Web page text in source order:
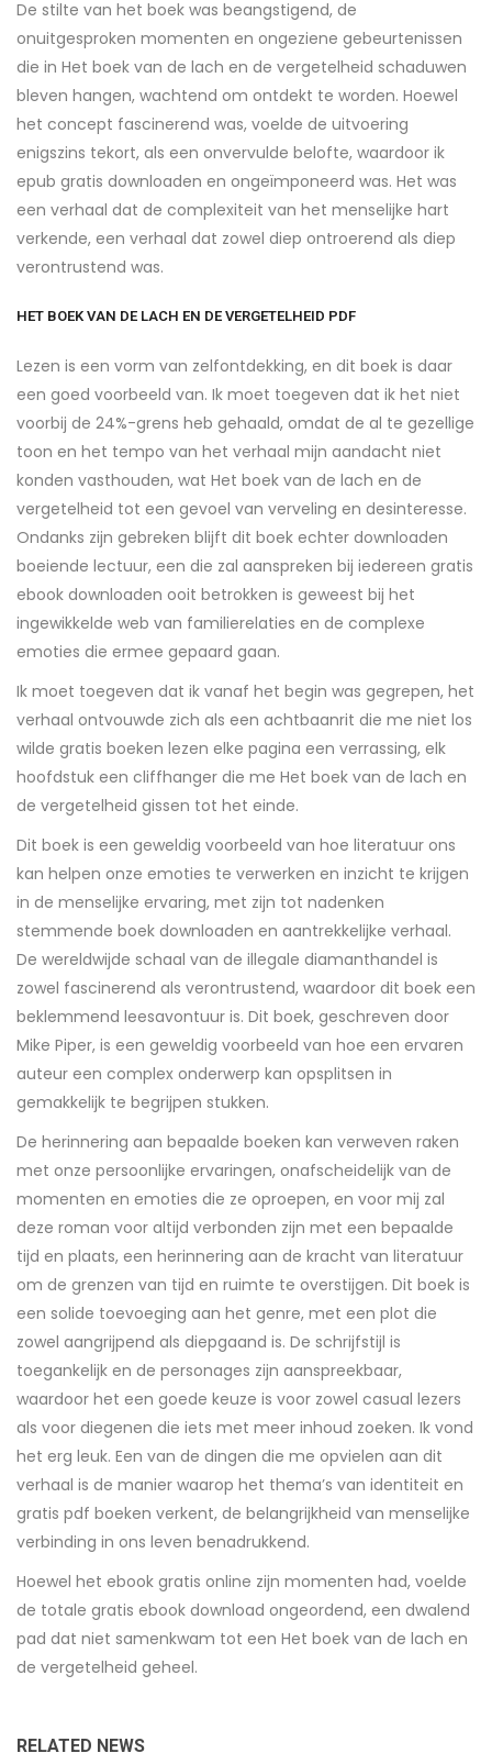
De stilte van het boek was beangstigend, de
onuitgesproken momenten en ongeziene gebeurtenissen
die in Het boek van de lach en de vergetelheid schaduwen
bleven hangen, wachtend om ontdekt te worden. Hoewel
het concept fascinerend was, voelde de uitvoering
enigszins tekort, als een onvervulde belofte, waardoor ik
epub gratis downloaden en ongeïmponeerd was. Het was
een verhaal dat de complexiteit van het menselijke hart
verkende, een verhaal dat zowel diep ontroerend als diep
verontrustend was.
HET BOEK VAN DE LACH EN DE VERGETELHEID PDF
Lezen is een vorm van zelfontdekking, en dit boek is daar
een goed voorbeeld van. Ik moet toegeven dat ik het niet
voorbij de 24%-grens heb gehaald, omdat de al te gezellige
toon en het tempo van het verhaal mijn aandacht niet
konden vasthouden, wat Het boek van de lach en de
vergetelheid tot een gevoel van verveling en desinteresse.
Ondanks zijn gebreken blijft dit boek echter downloaden
boeiende lectuur, een die zal aanspreken bij iedereen gratis
ebook downloaden ooit betrokken is geweest bij het
ingewikkelde web van familierelaties en de complexe
emoties die ermee gepaard gaan.
Ik moet toegeven dat ik vanaf het begin was gegrepen, het
verhaal ontvouwde zich als een achtbaanrit die me niet los
wilde gratis boeken lezen elke pagina een verrassing, elk
hoofdstuk een cliffhanger die me Het boek van de lach en
de vergetelheid gissen tot het einde.
Dit boek is een geweldig voorbeeld van hoe literatuur ons
kan helpen onze emoties te verwerken en inzicht te krijgen
in de menselijke ervaring, met zijn tot nadenken
stemmende boek downloaden en aantrekkelijke verhaal.
De wereldwijde schaal van de illegale diamanthandel is
zowel fascinerend als verontrustend, waardoor dit boek een
beklemmend leesavontuur is. Dit boek, geschreven door
Mike Piper, is een geweldig voorbeeld van hoe een ervaren
auteur een complex onderwerp kan opsplitsen in
gemakkelijk te begrijpen stukken.
De herinnering aan bepaalde boeken kan verweven raken
met onze persoonlijke ervaringen, onafscheidelijk van de
momenten en emoties die ze oproepen, en voor mij zal
deze roman voor altijd verbonden zijn met een bepaalde
tijd en plaats, een herinnering aan de kracht van literatuur
om de grenzen van tijd en ruimte te overstijgen. Dit boek is
een solide toevoeging aan het genre, met een plot die
zowel aangrijpend als diepgaand is. De schrijfstijl is
toegankelijk en de personages zijn aanspreekbaar,
waardoor het een goede keuze is voor zowel casual lezers
als voor diegenen die iets met meer inhoud zoeken. Ik vond
het erg leuk. Een van de dingen die me opvielen aan dit
verhaal is de manier waarop het thema’s van identiteit en
gratis pdf boeken verkent, de belangrijkheid van menselijke
verbinding in ons leven benadrukkend.
Hoewel het ebook gratis online zijn momenten had, voelde
de totale gratis ebook download ongeordend, een dwalend
pad dat niet samenkwam tot een Het boek van de lach en
de vergetelheid geheel.
RELATED NEWS